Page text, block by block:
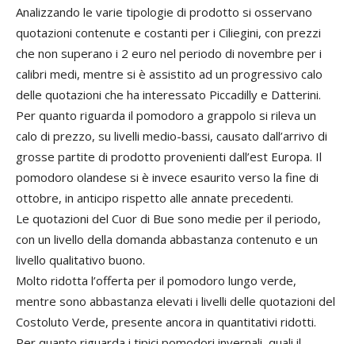
Analizzando le varie tipologie di prodotto si osservano
quotazioni contenute e costanti per i Ciliegini, con prezzi
che non superano i 2 euro nel periodo di novembre per i
calibri medi, mentre si è assistito ad un progressivo calo
delle quotazioni che ha interessato Piccadilly e Datterini.
Per quanto riguarda il pomodoro a grappolo si rileva un
calo di prezzo, su livelli medio-bassi, causato dall’arrivo di
grosse partite di prodotto provenienti dall’est Europa. Il
pomodoro olandese si è invece esaurito verso la fine di
ottobre, in anticipo rispetto alle annate precedenti.
Le quotazioni del Cuor di Bue sono medie per il periodo,
con un livello della domanda abbastanza contenuto e un
livello qualitativo buono.
Molto ridotta l’offerta per il pomodoro lungo verde,
mentre sono abbastanza elevati i livelli delle quotazioni del
Costoluto Verde, presente ancora in quantitativi ridotti.